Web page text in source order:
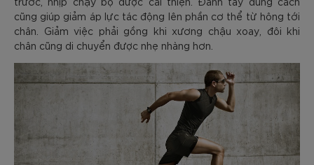
cũng giúp giảm áp lực tác động lên phần cơ thể từ hông tới
chân. Giảm việc phải gồng khi xương chậu xoay, đôi khi
chân cũng di chuyển được nhẹ nhàng hơn.